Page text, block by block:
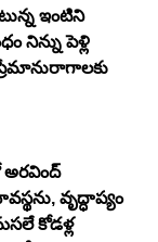
ఇంటిని
నిన్ను పెళ్లి
అరవింద్
వృద్ధాప్యం
కోడళ్ల